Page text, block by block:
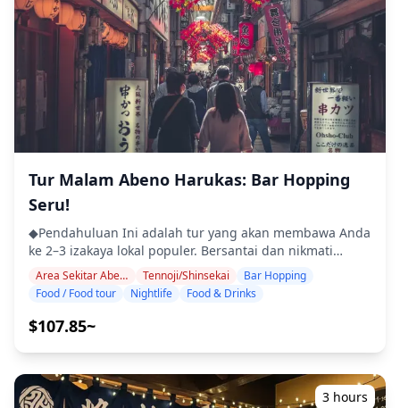
Tur Malam Abeno Harukas: Bar Hopping
Seru!
◆Pendahuluan Ini adalah tur yang akan membawa Anda
ke 2–3 izakaya lokal populer. Bersantai dan nikmati
makanan serta minuman khas daerah dengan santai.
Cukup bawa uang tunai, dan serahkan sisanya kepada
kami. Mari berbagi pengalaman lokal yang tak
terlupakan bersama! ・Nikmati ketenangan pikiran
yang mungkin tidak menggunakan bahasa Inggris ・Tur
kelompok kecil memastikan pengalaman yang lebih
pribadi dan otentik ◆Termasuk ・Sekitar 6 minuman
Area Sekitar Abeno Harukas Tennoji/Shinsekai
Bar Hopping
Food / Food tour
Nightlife Food & Drinks
$107.85~
3 hours